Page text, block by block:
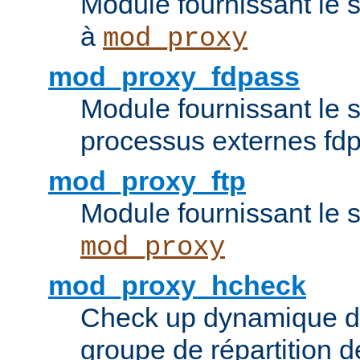
à mod_proxy
mod_proxy_fdpass
Module fournissant le
processus externes
mod_proxy_ftp
Module fournissant le
mod_proxy
mod_proxy_hcheck
Check up dynamique
groupe de répartition